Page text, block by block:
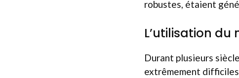
robustes, étaient
L’utilisation
Durant plusieurs
extrêmement